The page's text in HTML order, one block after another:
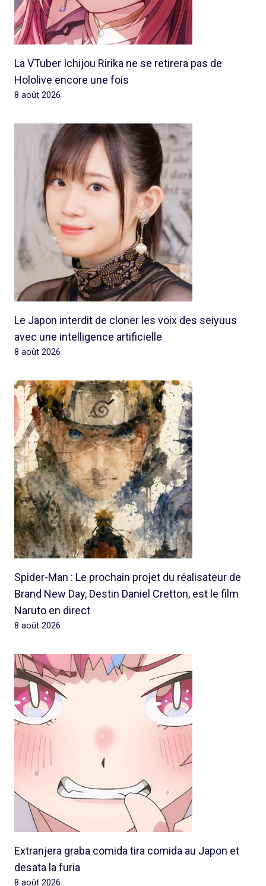
La VTuber Ichijou Ririka ne se retirera pas de
Hololive encore une fois
8 août 2026
Le Japon interdit de cloner les voix des seiyuus
avec une intelligence artificielle
8 août 2026
Spider-Man : Le prochain projet du réalisateur de
Brand New Day, Destin Daniel Cretton, est le film
Naruto en direct
8 août 2026
Extranjera graba comida tira comida au Japon et
desata la furia
8 août 2026